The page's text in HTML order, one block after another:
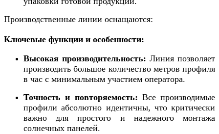
Производственные линии оснащаются:
Ключевые функции и особенности:
Высокая производительность: Линия позволяет
производить большое количество метров профиля
в час с минимальным участием оператора.
Точность и повторяемость: Все производимые
профили абсолютно идентичны, что критически
важно для простого и надежного монтажа
солнечных панелей.